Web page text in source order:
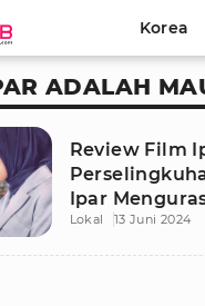
Korea
ADALAH
Review Film
Ipar
Lokal 13 Juni 2024